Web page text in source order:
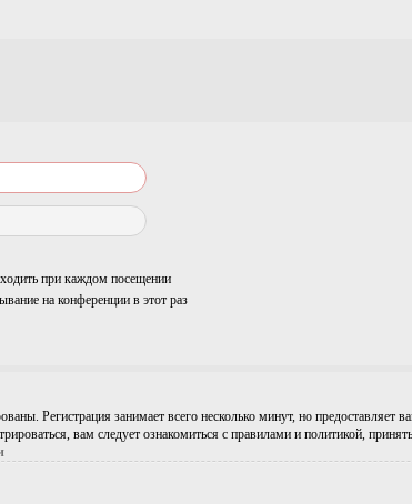
при каждом посещении
на конференции в этот раз
Регистрация занимает всего несколько минут, но
вам следует ознакомиться с правилами и политикой,